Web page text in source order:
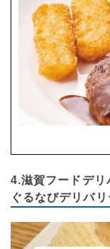
4.滋賀フードデリ
ぐるなびデリバリ